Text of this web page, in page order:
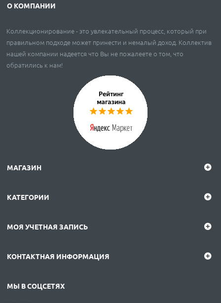
О КОМПАНИИ
Коллекционирование - это увлекательный процесс, который при
правильном подходе может принести и немалый доход. Коллектив
нашей компании надеется что Вы не пожалеете о том, что
обратились к нам!
МАГАЗИН
КАТЕГОРИИ
МОЯ УЧЕТНАЯ ЗАПИСЬ
КОНТАКТНАЯ ИНФОРМАЦИЯ
МЫ В СОЦСЕТЯХ